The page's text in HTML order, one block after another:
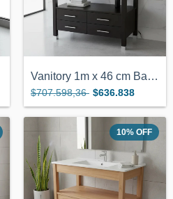
Vanitory 1m x 46 cm Bacha De Loza Color...
$707.598,36 $636.838
10% OFF